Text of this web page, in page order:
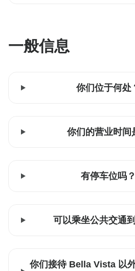
一般信息
你们位于何处
你们的营业时间
有停车位吗？
可以乘坐公共交通
你们接待 Bella Vista 以